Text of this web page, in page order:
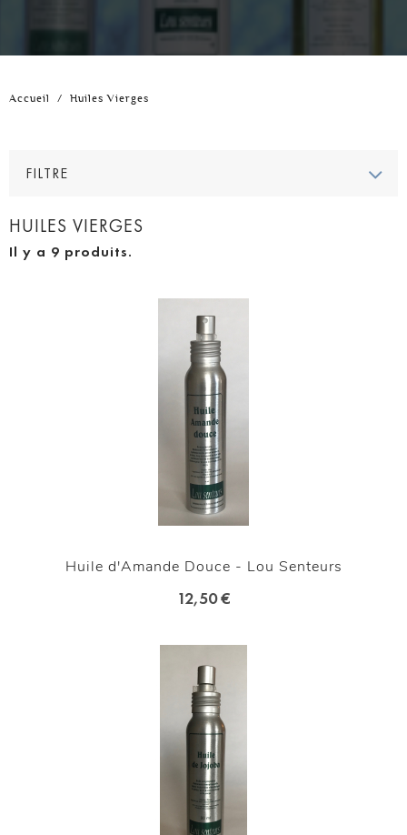
Accueil / Huiles Vierges
FILTRE
HUILES VIERGES
Il y a 9 produits.
Huile d'Amande Douce - Lou Senteurs
12,50 €